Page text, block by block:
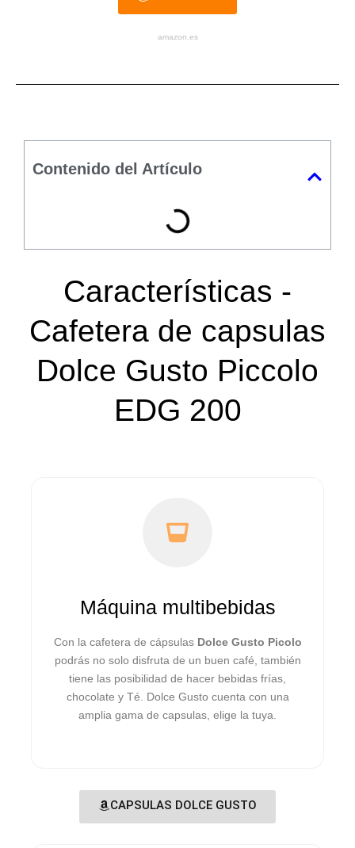
amazon.es
Contenido del Artículo
Características -
Cafetera de capsulas
Dolce Gusto Piccolo
EDG 200
Máquina multibebidas
Con la cafetera de cápsulas Dolce Gusto Picolo
podrás no solo disfruta de un buen café, también
tiene las posibilidad de hacer bebidas frías,
chocolate y Té. Dolce Gusto cuenta con una
amplia gama de capsulas, elige la tuya.
CAPSULAS DOLCE GUSTO